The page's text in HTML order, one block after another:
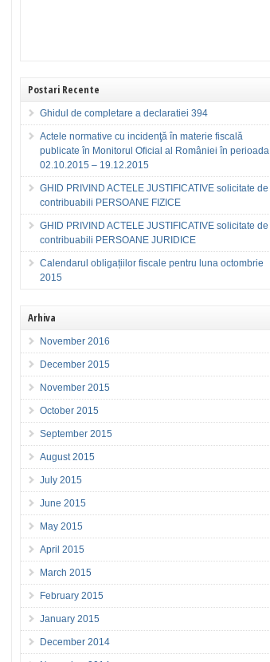
Postari Recente
Ghidul de completare a declaratiei 394
Actele normative cu incidenţă în materie fiscală
publicate în Monitorul Oficial al României în perioada
02.10.2015 – 19.12.2015
GHID PRIVIND ACTELE JUSTIFICATIVE solicitate de
contribuabili PERSOANE FIZICE
GHID PRIVIND ACTELE JUSTIFICATIVE solicitate de
contribuabili PERSOANE JURIDICE
Calendarul obligațiilor fiscale pentru luna octombrie
2015
Arhiva
November 2016
December 2015
November 2015
October 2015
September 2015
August 2015
July 2015
June 2015
May 2015
April 2015
March 2015
February 2015
January 2015
December 2014